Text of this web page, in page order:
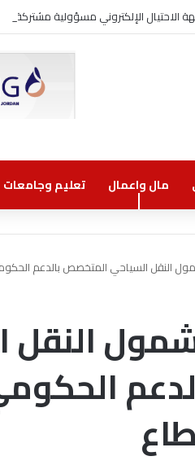
الاحتيال الإلكتروني مسؤولية مشتركة
مال واعمال تعليم وجامعات
النقل السياحي المتخصص بالدعم
النقل